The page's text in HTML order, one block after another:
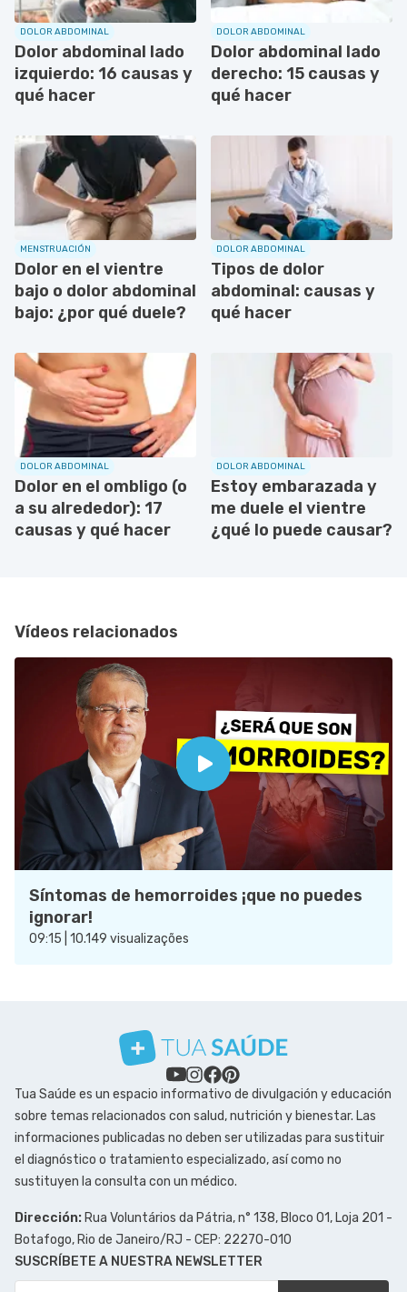
DOLOR ABDOMINAL
Dolor abdominal lado
izquierdo: 16 causas y
qué hacer
DOLOR ABDOMINAL
Dolor abdominal lado
derecho: 15 causas y
qué hacer
MENSTRUACIÓN
Dolor en el vientre
bajo o dolor abdominal
bajo: ¿por qué duele?
DOLOR ABDOMINAL
Tipos de dolor
abdominal: causas y
qué hacer
DOLOR ABDOMINAL
Dolor en el ombligo (o
a su alrededor): 17
causas y qué hacer
DOLOR ABDOMINAL
Estoy embarazada y
me duele el vientre
¿qué lo puede causar?
Vídeos relacionados
Síntomas de hemorroides ¡que no puedes
ignorar!
09:15 | 10.149 visualizações
Tua Saúde es un espacio informativo de divulgación y educación
sobre temas relacionados con salud, nutrición y bienestar. Las
informaciones publicadas no deben ser utilizadas para sustituir
el diagnóstico o tratamiento especializado, así como no
sustituyen la consulta con un médico.
Dirección: Rua Voluntários da Pátria, n° 138, Bloco 01, Loja 201 -
Botafogo, Rio de Janeiro/RJ - CEP: 22270-010
SUSCRÍBETE A NUESTRA NEWSLETTER